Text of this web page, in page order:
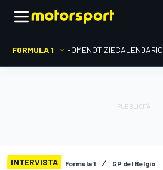
FORMULA 1 HOMENOTIZIECALENDARIO
INTERVISTA Formula 1 GP del Belgio